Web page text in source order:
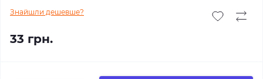
Знайшли дешевше?
33 грн.